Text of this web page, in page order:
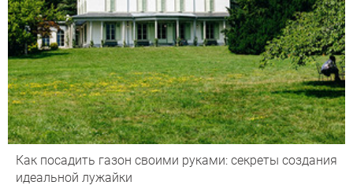
Как посадить газон своими руками: секреты создания
идеальной лужайки